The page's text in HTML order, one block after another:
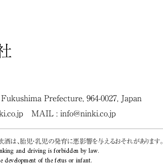
Prefecture, 964-0027, Japan
MAIL : info@ninki.co.jp
は、胎児・乳児の発育に悪影響を与えるおそれがあります。
and driving is forbidden by law.
of the fetus or infant.